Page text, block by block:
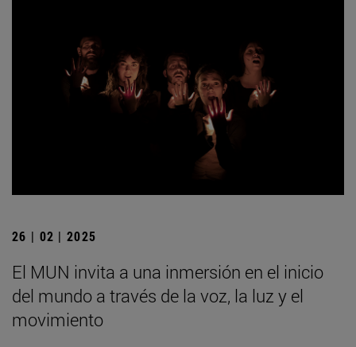
26 | 02 | 2025
El MUN invita a una inmersión en el inicio
del mundo a través de la voz, la luz y el
movimiento